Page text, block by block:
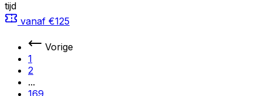
tijd
vanaf €125
Vorige
1
2
...